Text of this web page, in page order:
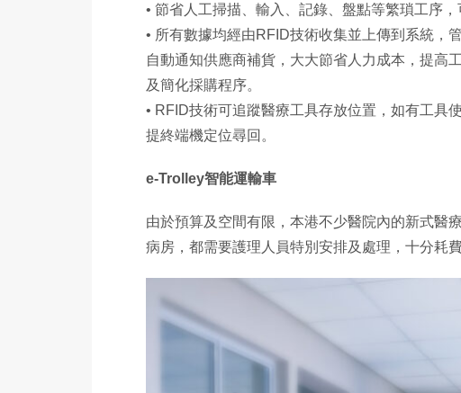
• 節省人工掃描、輸入、記錄、盤點等繁瑣工序
• 所有數據均經由RFID技術收集並上傳到系統，
自動通知供應商補貨，大大節省人力成本，提高
及簡化採購程序。
• RFID技術可追蹤醫療工具存放位置，如有工具
提終端機定位尋回。
e-Trolley智能運輸車
由於預算及空間有限，本港不少醫院內的新式醫
病房，都需要護理人員特別安排及處理，十分耗費